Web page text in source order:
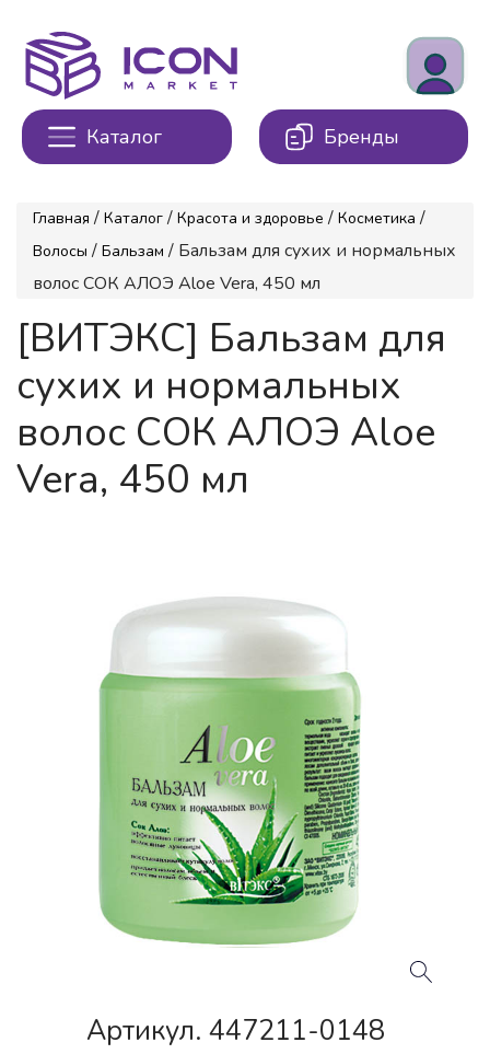
Каталог Бренды
Главная / Каталог / Красота и здоровье / Косметика /
Волосы / Бальзам / Бальзам для сухих и нормальных
волос СОК АЛОЭ Aloe Vera, 450 мл
[ВИТЭКС] Бальзам для
сухих и нормальных
волос СОК АЛОЭ Aloe
Vera, 450 мл
Артикул. 447211-0148